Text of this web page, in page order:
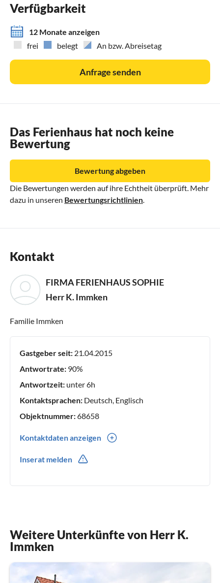
Verfügbarkeit
12 Monate anzeigen
frei
belegt An bzw. Abreisetag
Anfrage senden
Das Ferienhaus hat noch keine
Bewertung
Die Bewertungen werden auf ihre Echtheit überprüft. Mehr
dazu in unseren Bewertungsrichtlinien
Bewertung abgeben
Kontakt
FIRMA FERIENHAUS SOPHIE
Herr K. Immken
Familie Immken
Gastgeber seit: 21.04.2015
Antwortrate: 90%
Antwortzeit: unter 6h
Kontaktsprachen: Deutsch, Englisch
Objektnummer:68658
Kontaktdaten anzeigen
Inserat melden
Weitere Unterkünfte von Herr K.
Immken